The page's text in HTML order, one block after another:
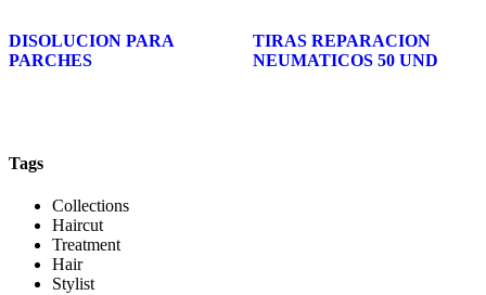
DISOLUCION PARA
PARCHES
TIRAS REPARACION
NEUMATICOS 50 UND
Tags
Collections
Haircut
Treatment
Hair
Stylist